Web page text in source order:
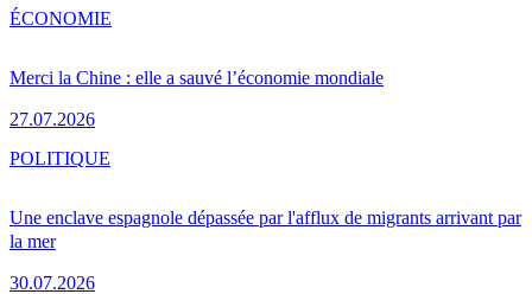
Merci la Chine : elle a sauvé l’économie mondiale
27.07.2026
ÉCONOMIE
Une enclave espagnole dépassée par l'afflux de migrants arrivant par
la mer
30.07.2026
POLITIQUE